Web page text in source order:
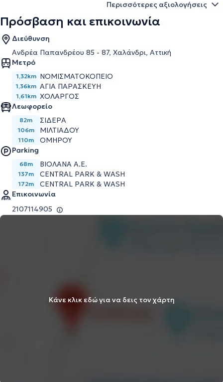
Περισσότερες αξιολογήσεις
Πρόσβαση και επικοινωνία
Διεύθυνση
Ανδρέα Παπανδρέου 85 - 87, Χαλάνδρι, Αττική
Μετρό
1,32km ΝΟΜΙΣΜΑΤΟΚΟΠΕΙΟ
1,36km ΑΓΙΑ ΠΑΡΑΣΚΕΥΗ
1,61km ΧΟΛΑΡΓΟΣ
Λεωφορείο
82m ΣΙΔΕΡΑ
106m ΜΙΛΤΙΑΔΟΥ
110m
ΟΜΗΡΟΥ
Parking
68m ΒΙΟΛΑΝΑ Α.Ε.
137m CENTRAL PARK & WASH
172m
CENTRAL PARK & WASH
Επικοινωνία
2107114905
Κάνε κλικ εδώ για να δεις τον χάρτη